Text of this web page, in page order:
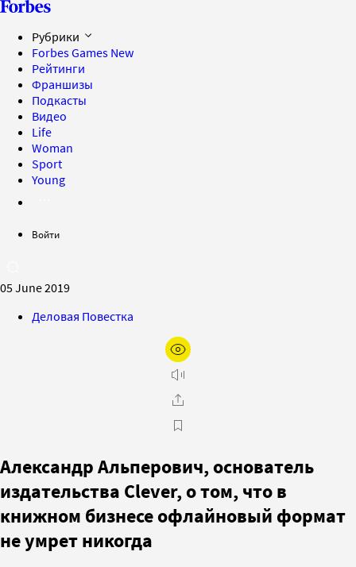
Рубрики
Forbes Games New
Рейтинги
Франшизы
Подкасты
Видео
Life
Woman
Sport
Young
Войти
05 June 2019
Деловая Повестка
Александр Альперович, основатель
издательства Clever, о том, что в
книжном бизнесе офлайновый формат
не умрет никогда